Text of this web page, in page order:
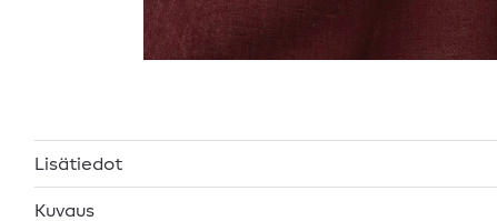
Lisätiedot
Kuvaus